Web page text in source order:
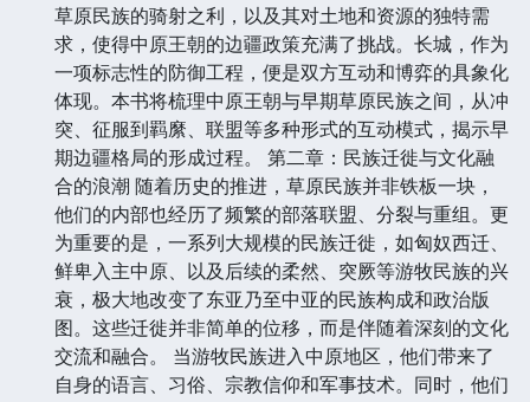
草原民族的骑射之利，以及其对土地和资源的独特需
求，使得中原王朝的边疆政策充满了挑战。长城，作为
一项标志性的防御工程，便是双方互动和博弈的具象化
体现。本书将梳理中原王朝与早期草原民族之间，从冲
突、征服到羁縻、联盟等多种形式的互动模式，揭示早
期边疆格局的形成过程。 第二章：民族迁徙与文化融
合的浪潮 随着历史的推进，草原民族并非铁板一块，
他们的内部也经历了频繁的部落联盟、分裂与重组。更
为重要的是，一系列大规模的民族迁徙，如匈奴西迁、
鲜卑入主中原、以及后续的柔然、突厥等游牧民族的兴
衰，极大地改变了东亚乃至中亚的民族构成和政治版
图。这些迁徙并非简单的位移，而是伴随着深刻的文化
交流和融合。 当游牧民族进入中原地区，他们带来了
自身的语言、习俗、宗教信仰和军事技术。同时，他们